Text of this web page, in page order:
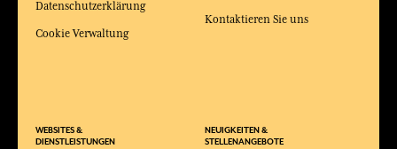
Datenschutzerklärung
Cookie Verwaltung
WEBSITES &
DIENSTLEISTUNGEN
Kontaktieren Sie uns
NEUIGKEITEN &
STELLENANGEBOTE